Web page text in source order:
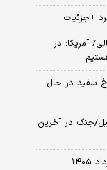
+جزئیات
آمریکا: در
سفید در حال
جنگ در آخرین